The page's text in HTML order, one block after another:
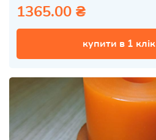
1365.00 ₴
купити в 1 клік